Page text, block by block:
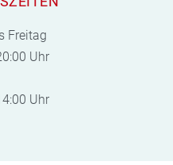
Freitag
Uhr
Uhr